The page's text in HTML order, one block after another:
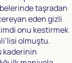
taşradan
eden gizli
onu kestirmek
olmuştu.
kaderinin